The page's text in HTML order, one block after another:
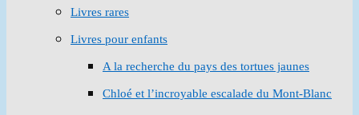
Livres rares
Livres pour enfants
A la recherche du pays des tortues jaunes
Chloé et l’incroyable escalade du Mont-Blanc